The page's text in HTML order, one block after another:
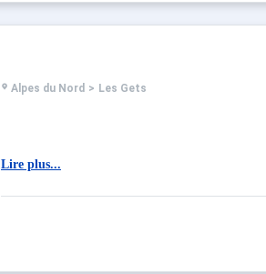
Alpes du Nord > Les Gets
Lire plus...